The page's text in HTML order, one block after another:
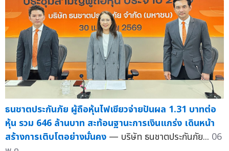
ธนชาตประกันภัย ผู้ถือหุ้นไฟเขียวจ่ายปันผล 1.31 บาทต่อ
หุ้น รวม 646 ล้านบาท สะท้อนฐานะการเงินแกร่ง เดินหน้า
สร้างการเติบโตอย่างมั่นคง — บริษัท ธนชาตประกันภัย... 06